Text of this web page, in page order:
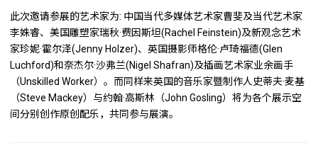
此次邀请参展的艺术家为: 中国当代多媒体艺术家曹斐及当代艺术家
李姝睿、美国雕塑家瑞秋·费因斯坦(Rachel Feinstein)及新观念艺术
家珍妮·霍尔泽(Jenny Holzer)、英国摄影师格伦·卢琦福德(Glen
Luchford)和奈杰尔·沙弗兰(Nigel Shafran)及插画艺术家业余画手
（Unskilled Worker）。而同样来英国的音乐家暨制作人史蒂夫·麦基
（Steve Mackey）与约翰·高斯林（John Gosling）将为各个展示空
间分别创作原创配乐，共同参与展演。